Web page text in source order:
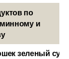
по
и
зеленый